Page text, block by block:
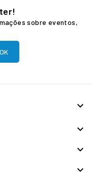
sobre eventos,



